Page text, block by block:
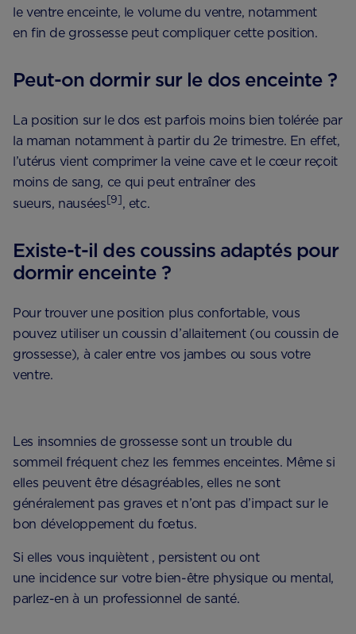
le ventre enceinte, le volume du ventre, notamment
en fin de grossesse peut compliquer cette position.
Peut-on dormir sur le dos enceinte ?
La position sur le dos est parfois moins bien tolérée par
la maman notamment à partir du 2e trimestre. En effet,
l’utérus vient comprimer la veine cave et le cœur reçoit
moins de sang, ce qui peut entraîner des
sueurs, nausées[9], etc.
Existe-t-il des coussins adaptés pour
dormir enceinte ?
Pour trouver une position plus confortable, vous
pouvez utiliser un coussin d’allaitement (ou coussin de
grossesse), à caler entre vos jambes ou sous votre
ventre.
Les insomnies de grossesse sont un trouble du
sommeil fréquent chez les femmes enceintes. Même si
elles peuvent être désagréables, elles ne sont
généralement pas graves et n’ont pas d’impact sur le
bon développement du fœtus.
Si elles vous inquiètent , persistent ou ont
une incidence sur votre bien-être physique ou mental,
parlez-en à un professionnel de santé.